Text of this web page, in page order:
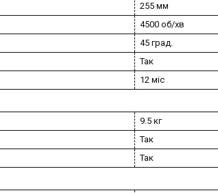
255 мм
4500 об/хв
45 град.
Так
12 міс
9.5 кг
Так
Так